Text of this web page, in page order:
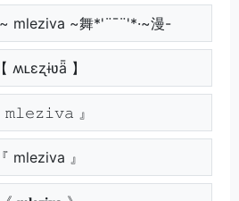
mleziva ~舞*'¨¯¨'*·~漫-
【 ʍʟɛʐɨʋǟ 】
𝚖𝚕𝚎𝚣𝚒𝚟𝚊 』
『 mleziva 』